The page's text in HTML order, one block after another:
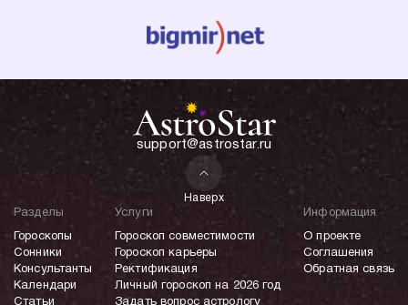
support@astrostar.ru
Наверх
Разделы
Гороскопы
Сонники
Консультанты
Календари
Статьи
Услуги
Гороскоп совместимости
Гороскоп карьеры
Ректификация
Личный гороскоп на 2026 год
Задать вопрос астрологу
Информация
О проекте
Соглашения
Обратная связь